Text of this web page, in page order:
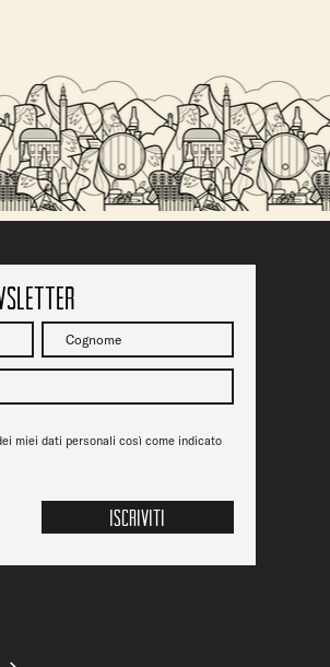
da Ofelia Beerstrot: due
birra e città
SALITA
miei dati personali così come indicato
Iscriviti